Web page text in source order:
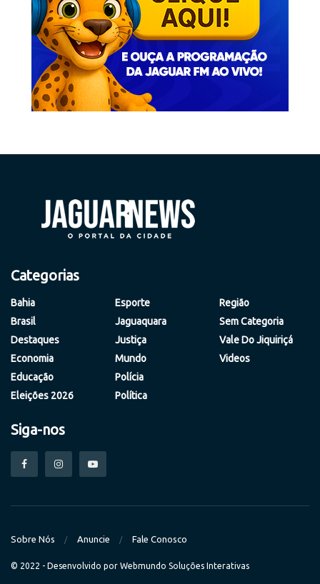
Categorias
Bahia
Brasil
Destaques
Economia
Educação
Eleições 2026
Esporte
Jaguaquara
Justiça
Mundo
Polícia
Política
Região
Sem Categoria
Vale Do Jiquiriçá
Videos
Siga-nos
Sobre Nós Anuncie Fale Conosco
© 2022 - Desenvolvido por Webmundo Soluções Interativas